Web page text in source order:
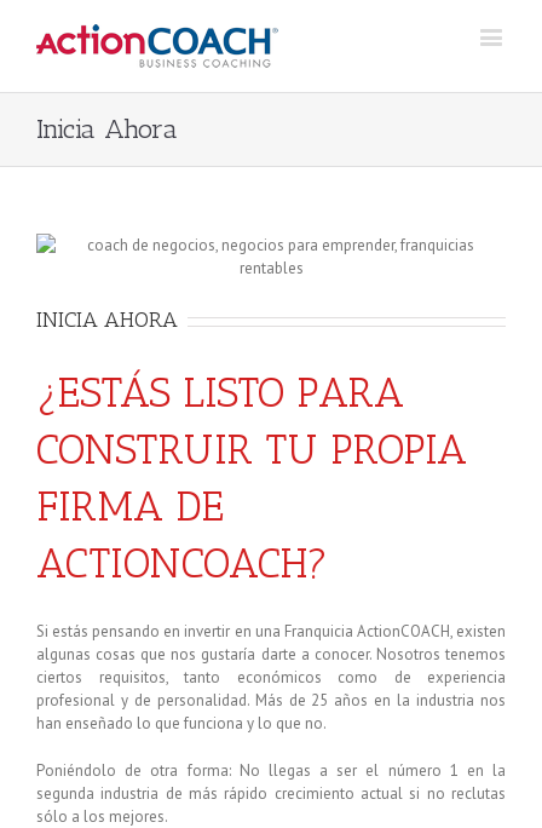
Inicia Ahora
INICIA AHORA
¿ESTÁS LISTO PARA
CONSTRUIR TU PROPIA
FIRMA DE
ACTIONCOACH?
Si estás pensando en invertir en una Franquicia ActionCOACH, existen
algunas cosas que nos gustaría darte a conocer. Nosotros tenemos
ciertos requisitos, tanto económicos como de experiencia
profesional y de personalidad. Más de 25 años en la industria nos
han enseñado lo que funciona y lo que no.
Poniéndolo de otra forma: No llegas a ser el número 1 en la
segunda industria de más rápido crecimiento actual si no reclutas
sólo a los mejores.